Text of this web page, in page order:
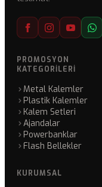
PROMOSYON
KATEGORILERI
Metal Kalemler
Plastik Kalemler
Kalem Setleri
Ajandalar
Powerbanklar
Flash Bellekler
KURUMSAL